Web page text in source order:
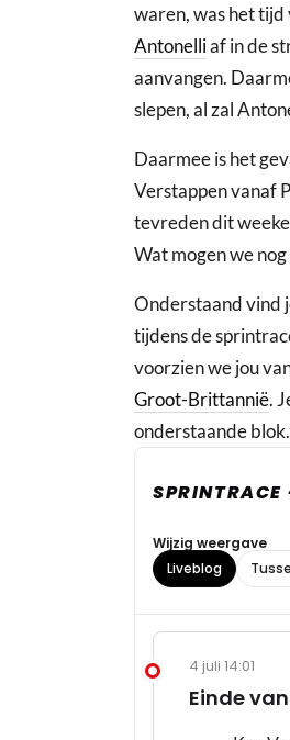
waren, was het tijd
Antonelliaf in de
aanvangen.
slepen, al zal
Daarmee is het
Verstappen vanaf
tevreden dit
Wat mogen we
Onderstaand vind
tijdens de
voorzien we jou
Groot-Brittannië.
onderstaande blok.
Wijzig weergave
Liveblog
4 juli 14:01
Einde